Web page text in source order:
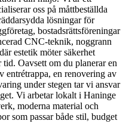
oss på måttbeställda
lösningar för
bostadsrättsföreningar
CNC-teknik, noggrann
estetik möter säkerhet
Oavsett om du planerar en
entrétrappa, en renovering av
under stegen tar vi ansvar
Vi arbetar lokalt i Haninge
moderna material och
som passar både stil, budget